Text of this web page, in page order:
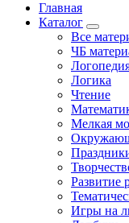
Главная
Каталог
Все
ЧБ
Логика
Чтение
Мелкая
Развитие
Игры на